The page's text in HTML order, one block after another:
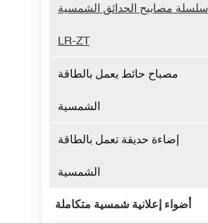
سلسلة مصابيح الحدائق الشمسية
LR-ZT
مصباح حائط يعمل بالطاقة
الشمسية
إضاءة حديقة تعمل بالطاقة
الشمسية
أضواء إعلانية شمسية متكاملة